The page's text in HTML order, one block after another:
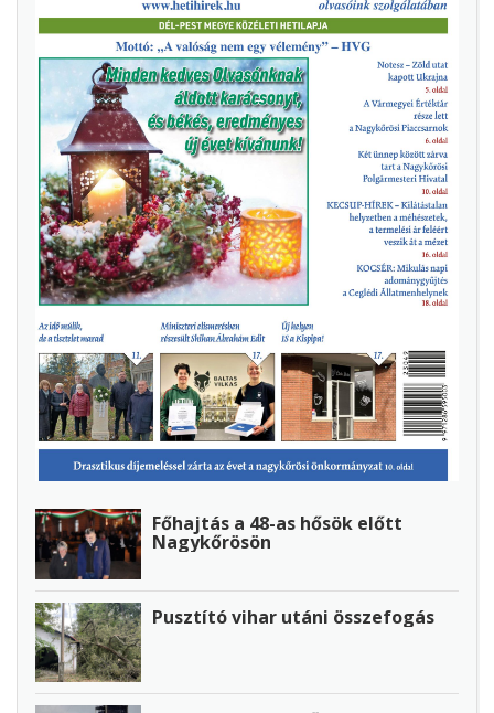
Főhajtás a 48-as hősök előtt
Nagykőrösön
Pusztító vihar utáni összefogás